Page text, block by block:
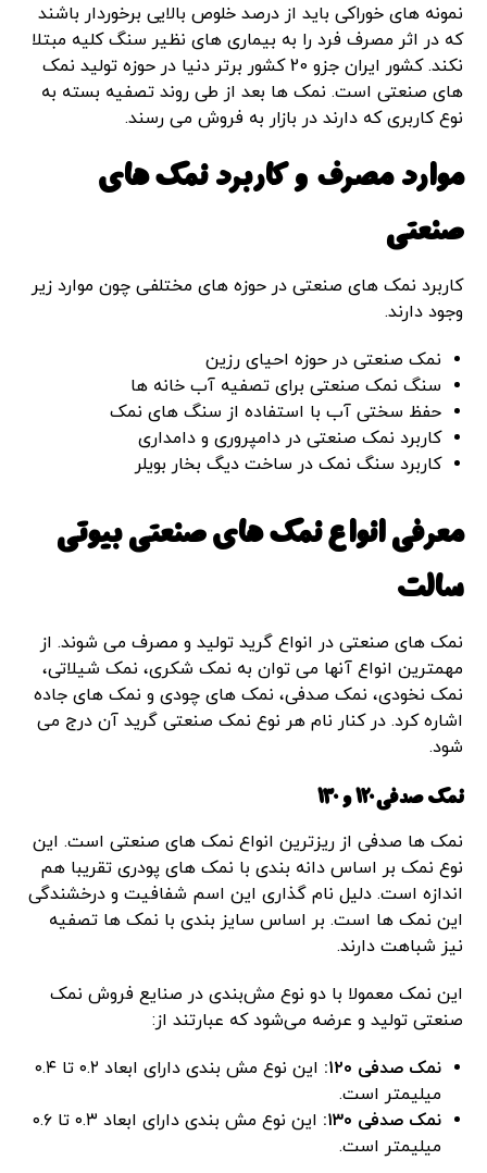
نمونه های خوراکی باید از درصد خلوص بالایی برخوردار باشند
که در اثر مصرف فرد را به بیماری های نظیر سنگ کلیه مبتلا
نکند. کشور ایران جزو 20 کشور برتر دنیا در حوزه تولید نمک
های صنعتی است. نمک ها بعد از طی روند تصفیه بسته به
نوع کاربری که دارند در بازار به فروش می رسند.
موارد مصرف و کاربرد نمک های
صنعتی
کاربرد نمک های صنعتی در حوزه های مختلفی چون موارد زیر
وجود دارند.
نمک صنعتی در حوزه احیای رزین
سنگ نمک صنعتی برای تصفیه آب خانه ها
حفظ سختی آب با استفاده از سنگ های نمک
کاربرد نمک صنعتی در دامپروری و دامداری
کاربرد سنگ نمک در ساخت دیگ بخار بویلر
معرفی انواع نمک های صنعتی بیوتی
سالت
نمک های صنعتی در انواع گرید تولید و مصرف می شوند. از
مهمترین انواع آنها می توان به نمک شکری، نمک شیلاتی،
نمک نخودی، نمک صدفی، نمک های چودی و نمک های جاده
اشاره کرد. در کنار نام هر نوع نمک صنعتی گرید آن درج می
شود.
نمک صدفی 120 و 130
نمک ها صدفی از ریزترین انواع نمک های صنعتی است. این
نوع نمک بر اساس دانه بندی با نمک های پودری تقریبا هم
اندازه است. دلیل نام گذاری این اسم شفافیت و درخشندگی
این نمک ها است. بر اساس سایز بندی با نمک ها تصفیه
نیز شباهت دارند.
این نمک معمولا با دو نوع مش‌بندی در صنایع فروش نمک
صنعتی تولید و عرضه می‌شود که عبارتند از:
نمک صدفی ۱۲۰:
این نوع مش بندی دارای ابعاد ۰.۲ تا ۰.۴
میلیمتر است.
نمک صدفی ۱۳۰:
این نوع مش بندی دارای ابعاد ۰.۳ تا ۰.۶
میلیمتر است.